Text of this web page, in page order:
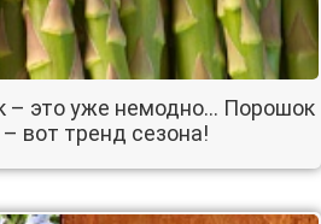
– это уже немодно… Порошок
вот тренд сезона!